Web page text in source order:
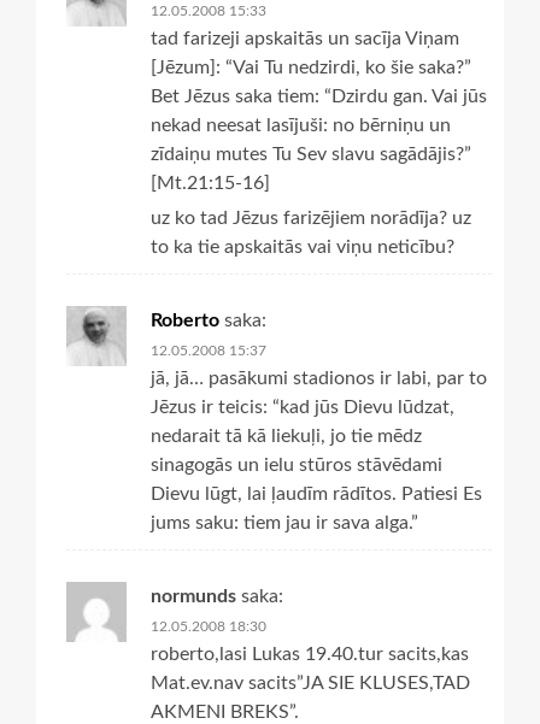
12.05.2008 15:33
tad farizeji apskaitās un sacīja Viņam
[Jēzum]: “Vai Tu nedzirdi, ko šie saka?”
Bet Jēzus saka tiem: “Dzirdu gan. Vai jūs
nekad neesat lasījuši: no bērniņu un
zīdaiņu mutes Tu Sev slavu sagādājis?”
[Mt.21:15-16]
uz ko tad Jēzus farizējiem norādīja? uz
to ka tie apskaitās vai viņu neticību?
Roberto saka:
12.05.2008 15:37
jā, jā… pasākumi stadionos ir labi, par to
Jēzus ir teicis: “kad jūs Dievu lūdzat,
nedarait tā kā liekuļi, jo tie mēdz
sinagogās un ielu stūros stāvēdami
Dievu lūgt, lai ļaudīm rādītos. Patiesi Es
jums saku: tiem jau ir sava alga.”
normunds saka:
12.05.2008 18:30
roberto,lasi Lukas 19.40.tur sacits,kas
Mat.ev.nav sacits”JA SIE KLUSES,TAD
AKMENI BREKS”.